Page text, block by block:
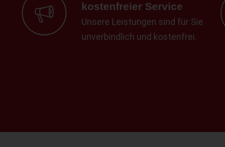
kostenfreier Service
Unsere Leistungen sind für Sie
unverbindlich und kostenfrei.